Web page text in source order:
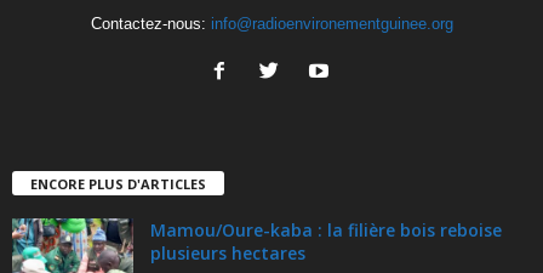
Contactez-nous: info@radioenvironementguinee.org
ENCORE PLUS D'ARTICLES
Mamou/Oure-kaba : la filière bois reboise
plusieurs hectares